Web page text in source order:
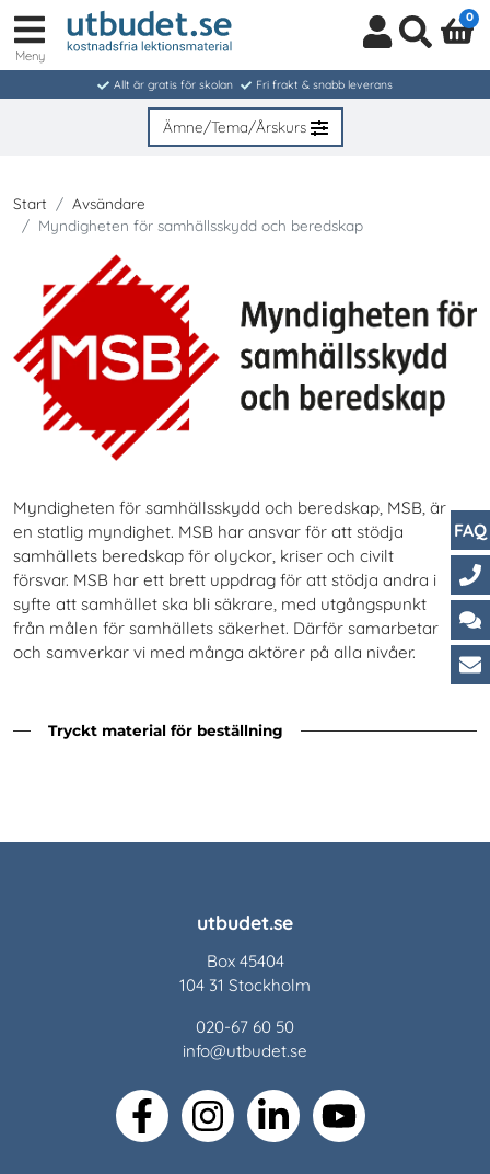
in
/
Meny
0
Allt är gratis för skolan Fri frakt & snabb leverans
Ämne/Tema/Årskurs
Start
Avsändare
Myndigheten för samhällsskydd och beredskap
Myndigheten för samhällsskydd och beredskap, MSB, är
en statlig myndighet. MSB har ansvar för att stödja
samhällets beredskap för olyckor, kriser och civilt
försvar. MSB har ett brett uppdrag för att stödja andra i
syfte att samhället ska bli säkrare, med utgångspunkt
från målen för samhällets säkerhet. Därför samarbetar
och samverkar vi med många aktörer på alla nivåer.
Tryckt material för beställning
utbudet.se
Box 45404
104 31 Stockholm
020-67 60 50
info@utbudet.se
facebookinstagramlinkedin youtube
FAQ